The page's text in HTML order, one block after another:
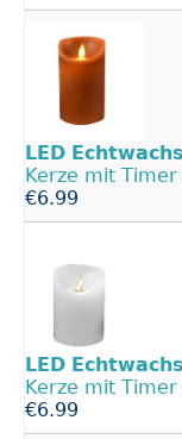
LED
Kerze mit
€6.99
LED
Kerze mit
€6.99